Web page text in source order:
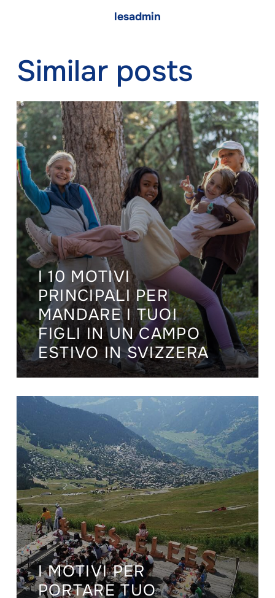
lesadmin
Similar posts
I 10 MOTIVI
PRINCIPALI PER
MANDARE I TUOI
FIGLI IN UN CAMPO
ESTIVO IN SVIZZERA
I MOTIVI PER
PORTARE TUO